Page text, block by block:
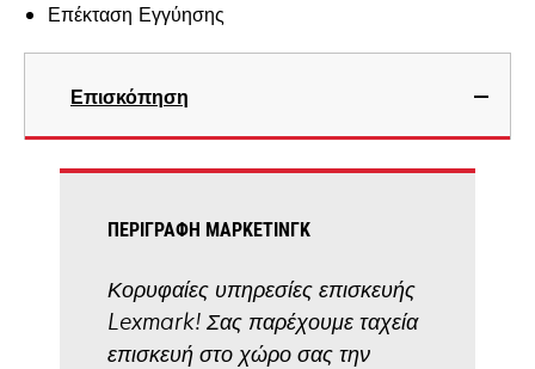
Επέκταση Εγγύησης
Επισκόπηση
ΠΕΡΙΓΡΑΦΉ ΜΆΡΚΕΤΙΝΓΚ
Κορυφαίες υπηρεσίες επισκευής
Lexmark! Σας παρέχουμε ταχεία
επισκευή στο χώρο σας την